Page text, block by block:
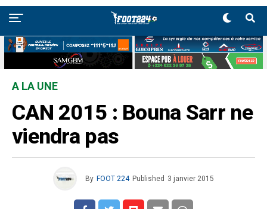
A LA UNE
CAN 2015 : Bouna Sarr ne
viendra pas
By FOOT 224 Published 3 janvier 2015